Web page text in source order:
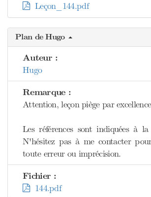
Leçon_144.pdf
Plan de Hugo
Auteur :
Hugo
Remarque :
Attention, leçon piège par
Les références sont indiquées à
N'hésitez pas à me contacter
toute erreur ou imprécision.
Fichier :
144.pdf